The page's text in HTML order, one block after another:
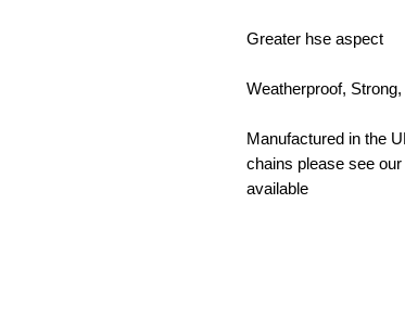
Greater hse aspect
Weatherproof,
Manufactured in the
chains please see
available